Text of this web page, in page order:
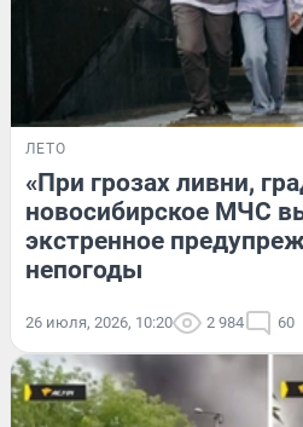
ЛЕТО
«При грозах ливни,
новосибирское МЧС
экстренное
непогоды
26 июля, 2026, 10:20 2 984 60